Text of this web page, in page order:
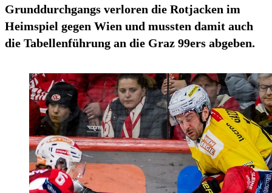
Grunddurchgangs verloren die Rotjacken im
Heimspiel gegen Wien und mussten damit auch
die Tabellenführung an die Graz 99ers abgeben.